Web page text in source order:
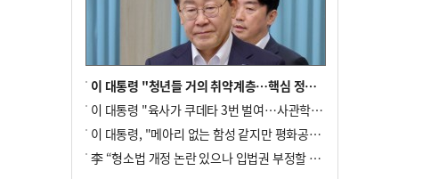
이 대통령 "청년들 거의 취약계층…핵심 정책 재편""
이 대통령 "육사가 쿠데타 3번 벌여…사관학교 통합 신속히 추진"
이 대통령, "메아리 없는 함성 같지만 평화공존책 계속해야"
李 “형소법 개정 논란 있으나 입법권 부정할 만큼은 아냐”(종합)